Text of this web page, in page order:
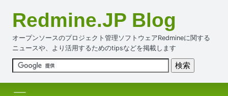
Redmine.JP Blog
オープンソースのプロジェクト管理ソフトウェアRedmineに関する
ニュースや、より活用するためのtipsなどを掲載します